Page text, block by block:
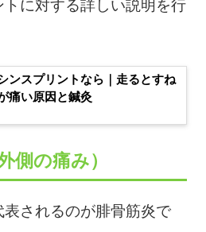
トに対する詳しい説明を行
ンスプリントなら｜走るとすね
痛い原因と鍼灸
側の痛み）
表されるのが腓骨筋炎で